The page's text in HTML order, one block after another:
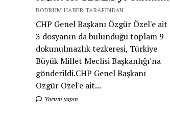
BODRUM HABER TARAFINDAN
CHP Genel Başkanı Özgür Özel'e ait
3 dosyanın da bulunduğu toplam 9
dokunulmazlık tezkeresi, Türkiye
Büyük Millet Meclisi Başkanlığı'na
gönderildi.CHP Genel Başkanı
Özgür Özel'e ait...
Yorum yapın